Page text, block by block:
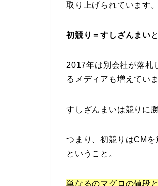
取り上げられています。
初競り＝すしざんまい
2017年は別会社が落札
るメディアも増えていま
すしざんまいは競りに
つまり、初競りはCM
ということ。
単なるのマグロの値段